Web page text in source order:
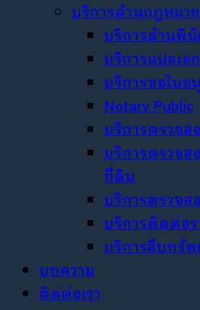
บริการด้านกฎหมา
บริการด้านพิ
บริการแปลเอ
บริการขอใบ
Notary Public
บริการตรวจ
บริการตรวจ
ที่ดิน
บริการตรวจ
บริการติดต่อ
บริการสืบทรั
บทความ
ติดต่อเรา